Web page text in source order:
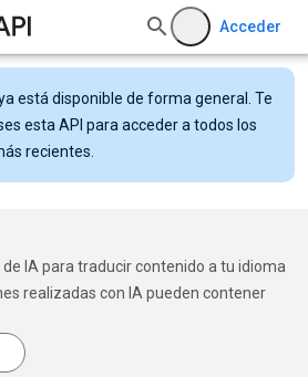
Acceder
está disponible de forma general. Te
esta API para acceder a todos los
recientes.
IA para traducir contenido a tu idioma
realizadas con IA pueden contener